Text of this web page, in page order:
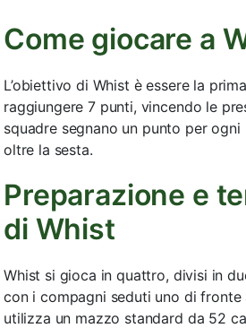
Come giocare a
L’obiettivo di Whist è essere la
raggiungere 7 punti, vincendo le
squadre segnano un punto per
oltre la sesta.
Preparazione e
di Whist
Whist si gioca in quattro, divisi in
con i compagni seduti uno di fronte
utilizza un mazzo standard da 52